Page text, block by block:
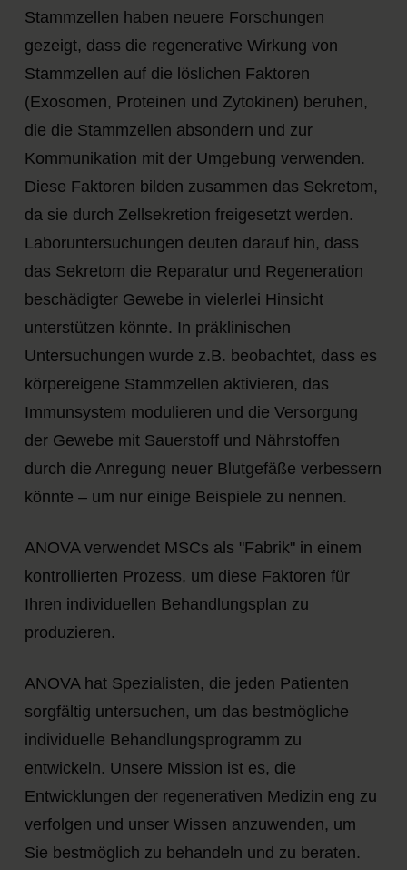
Stammzellen haben neuere Forschungen
gezeigt, dass die regenerative Wirkung von
Stammzellen auf die löslichen Faktoren
(Exosomen, Proteinen und Zytokinen) beruhen,
die die Stammzellen absondern und zur
Kommunikation mit der Umgebung verwenden.
Diese Faktoren bilden zusammen das Sekretom,
da sie durch Zellsekretion freigesetzt werden.
Laboruntersuchungen deuten darauf hin, dass
das Sekretom die Reparatur und Regeneration
beschädigter Gewebe in vielerlei Hinsicht
unterstützen könnte. In präklinischen
Untersuchungen wurde z.B. beobachtet, dass es
körpereigene Stammzellen aktivieren, das
Immunsystem modulieren und die Versorgung
der Gewebe mit Sauerstoff und Nährstoffen
durch die Anregung neuer Blutgefäße verbessern
könnte – um nur einige Beispiele zu nennen.
ANOVA verwendet MSCs als "Fabrik" in einem
kontrollierten Prozess, um diese Faktoren für
Ihren individuellen Behandlungsplan zu
produzieren.
ANOVA hat Spezialisten, die jeden Patienten
sorgfältig untersuchen, um das bestmögliche
individuelle Behandlungsprogramm zu
entwickeln. Unsere Mission ist es, die
Entwicklungen der regenerativen Medizin eng zu
verfolgen und unser Wissen anzuwenden, um
Sie bestmöglich zu behandeln und zu beraten.